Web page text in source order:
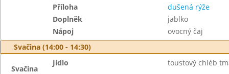
Příloha
dušená rýže
Doplněk
jablko
Nápoj
ovocný čaj
Svačina (14:00 - 14:30)
Svačina
Jídlo toustový chléb